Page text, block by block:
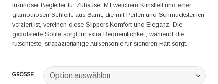
luxuriöser Begleiter für Zuhause. Mit weichem Kunstfell und einer
glamourösen Schleife aus Samt, die mit Perlen und Schmucksteinen
verziert ist, vereinen diese Slippers Komfort und Eleganz. Die
gepolsterte Sohle sorgt für extra Bequemlichkeit, während die
rutschfeste, strapazierfähige Außensohle für sicheren Halt sorgt.
GRÖSSE